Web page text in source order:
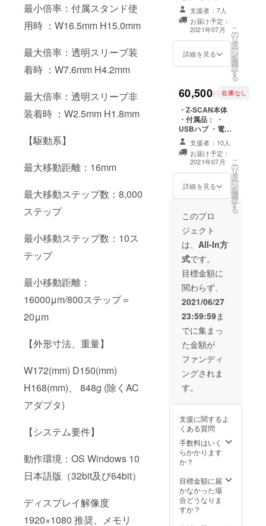
最小倍率：付属スタンド使
用時 ：W16.5mm H15.0mm
最大倍率：透明スリーブ装
着時 ：W7.6mm H4.2mm
最大倍率：透明スリーブ非
装着時 ：W2.5mm H1.8mm
【駆動系】
最大移動距離：16mm
最大移動ステップ数：8,000
ステップ
最小移動ステップ数：10ス
テップ
最小移動距離：
16000μm/800ステップ＝
20μm
【外形寸法、重量】
W172(mm) D150(mm)
H168(mm)、 848g (除くAC
アダプタ)
【システム要件】
動作環境：OS Windows 10
日本語版（32bit及び64bit）
ディスプレイ解像度
1920×1080 推奨、メモリ
とに次世代
の活躍する
人材を育成
するSTEM教
材の開発、
各種講習会
開していま
す。
品説明書 Z-
SCANソフト
ウェア（USBメ
モリにて） 希望
小売価格：税別
99,800円 送料：
送予定
支援者：7人
お届け予定：
2021年07月
詳細を見る
こ
の
リ
タ
ー
ン
を
選
択
す
る
60,500円 在庫なし
・Z-SCAN本体
・付属品： ・
USBハブ ・電源
アダプタ ・製品
説明書 ・Z-
SCANソフト
ウェア（USBメ
モリにて） 希望
小売価格：税別
99,800円 送料：
ジェクト終了後
１か月以内に発
送予定
支援者：10人
お届け予定：
2021年07月
詳細を見る
こ
の
リ
タ
ー
ン
を
選
択
す
る
このプロ
ジェクト
は、 All-In方
式です。
目標金額に
関わらず、
2021/06/27
23:59:59ま
でに集まっ
た金額が
ファンディ
ングされま
す。
支援に関するよ
くある質問
手数料はいく
らかかります
か？
目標金額に届
かなかった場
合どうなりま
すか？